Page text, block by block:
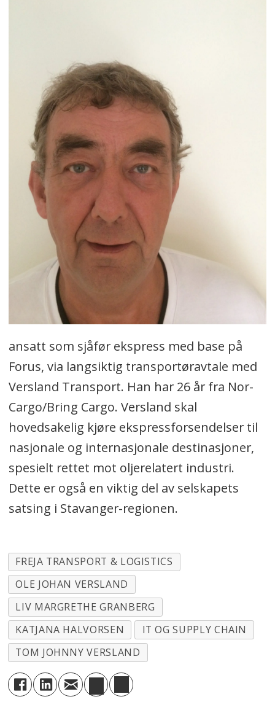
ansatt som sjåfør ekspress med base på
Forus, via langsiktig transportøravtale med
Versland Transport. Han har 26 år fra Nor-
Cargo/Bring Cargo. Versland skal
hovedsakelig kjøre ekspressforsendelser til
nasjonale og internasjonale destinasjoner,
spesielt rettet mot oljerelatert industri.
Dette er også en viktig del av selskapets
satsing i Stavanger-regionen.
FREJA TRANSPORT & LOGISTICS
OLE JOHAN VERSLAND
LIV MARGRETHE GRANBERG
KATJANA HALVORSEN
IT OG SUPPLY CHAIN
TOM JOHNNY VERSLAND